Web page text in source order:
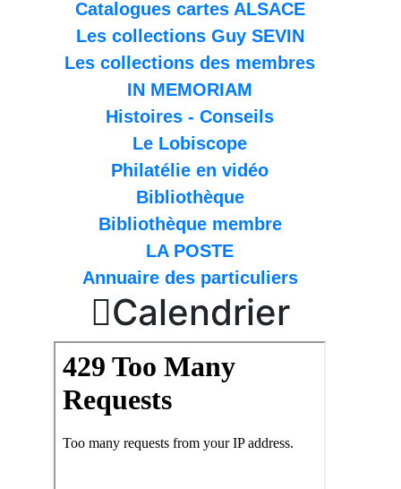
Catalogues cartes ALSACE
Les collections Guy SEVIN
Les collections des membres
IN MEMORIAM
Histoires - Conseils
Le Lobiscope
Philatélie en vidéo
Bibliothèque
Bibliothèque membre
LA POSTE
Annuaire des particuliers
Calendrier